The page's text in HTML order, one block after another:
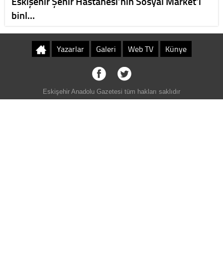
binl…
Yazarlar Galeri Web TV Künye
Eskişehir Anadolu Gazetesi tüm hakları saklıdır